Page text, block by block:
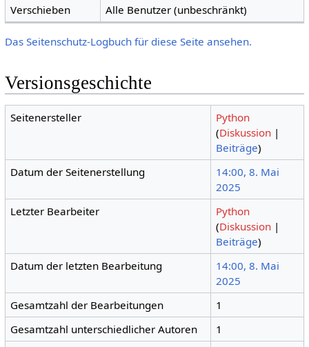
Verschieben
Alle Benutzer (unbeschränkt)
Das Seitenschutz-Logbuch für diese Seite ansehen.
Versionsgeschichte
Seitenersteller
Python
(Diskussion |
Beiträge)
Datum der Seitenerstellung
14:00, 8. Mai
2025
Letzter Bearbeiter
Python
(Diskussion |
Beiträge)
Datum der letzten Bearbeitung
14:00, 8. Mai
2025
Gesamtzahl der Bearbeitungen
1
Gesamtzahl unterschiedlicher Autoren
1